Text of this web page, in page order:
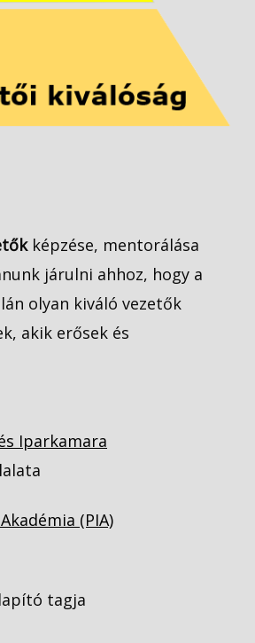
képzése, mentorálása
járulni ahhoz, hogy a
olyan kiváló vezetők
akik erősek és
Iparkamara
(PIA)
tagja